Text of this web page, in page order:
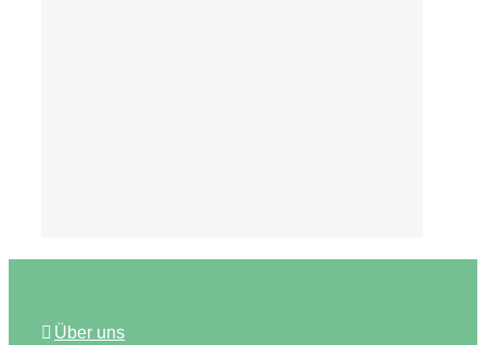
Über uns